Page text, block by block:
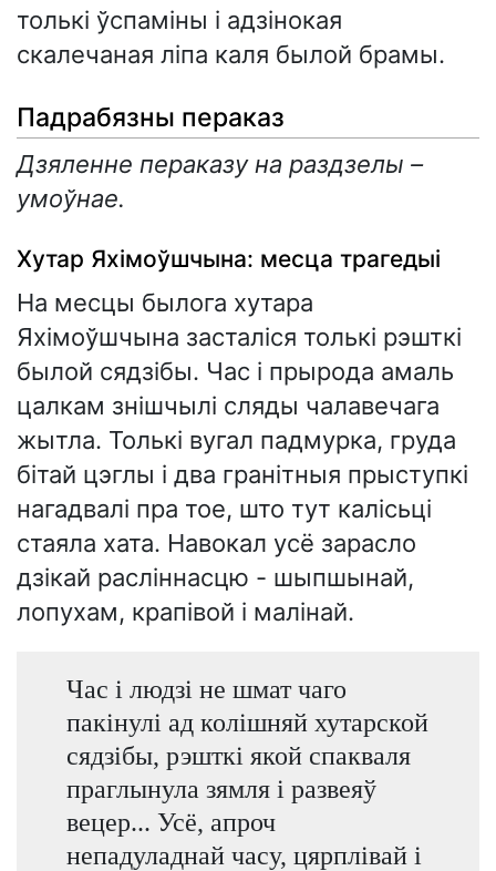
толькі ўспаміны і адзінокая
скалечаная ліпа каля былой брамы.
Падрабязны пераказ
Дзяленне пераказу на раздзелы –
умоўнае.
Хутар Яхімоўшчына: месца трагедыі
На месцы былога хутара
Яхімоўшчына засталіся толькі рэшткі
былой сядзібы. Час і прырода амаль
цалкам знішчылі сляды чалавечага
жытла. Толькі вугал падмурка, груда
бітай цэглы і два гранітныя прыступкі
нагадвалі пра тое, што тут калісьці
стаяла хата. Навокал усё зарасло
дзікай расліннасцю - шыпшынай,
лопухам, крапівой і малінай.
Час і людзі не шмат чаго
пакінулі ад колішняй хутарской
сядзібы, рэшткі якой спакваля
праглынула зямля і развеяў
вецер... Усё, апроч
непадуладнай часу, цярплівай і